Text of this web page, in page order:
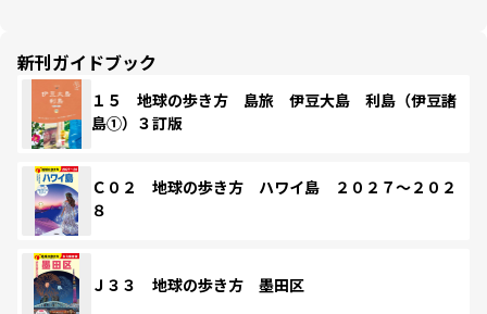
新刊ガイドブック
１５ 地球の歩き方 島旅 伊豆大島 利島（伊豆諸
島①）３訂版
Ｃ０２ 地球の歩き方 ハワイ島 ２０２７～２０２
８
Ｊ３３ 地球の歩き方 墨田区